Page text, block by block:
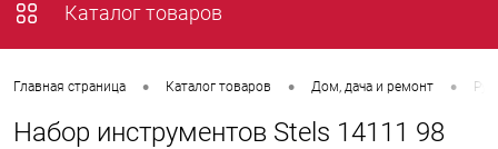
Каталог товаров
Главная страница • Каталог товаров • Дом, дача и ремонт •
Набор инструментов Stels 14111 98